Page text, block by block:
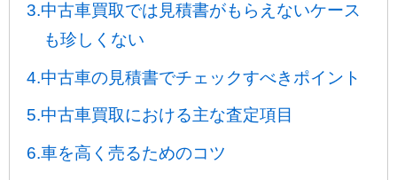
3.中古車買取では見積書がもらえないケース
も珍しくない
4.中古車の見積書でチェックすべきポイント
5.中古車買取における主な査定項目
6.車を高く売るためのコツ